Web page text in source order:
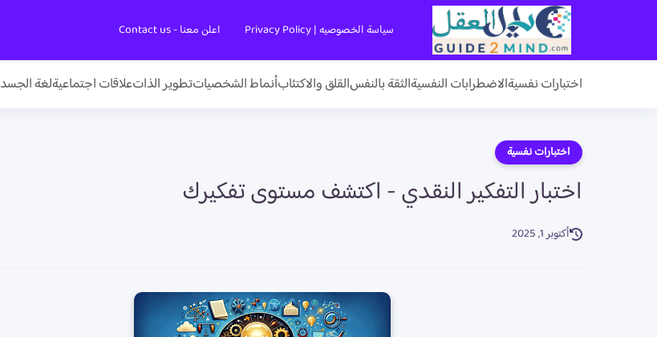
سياسة الخصوصيه | Privacy Policy اعلن معنا - Contact us
اختبارات نفسيةالاضطرابات النفسيةالثقة بالنفسالقلق والاكتئابأنماط الشخصياتتطوير الذاتعلاقات اجتماعيةلغة الجسد
اختبارات نفسية
اختبار التفكير النقدي - اكتشف مستوى تفكيرك
أكتوبر 1, 2025